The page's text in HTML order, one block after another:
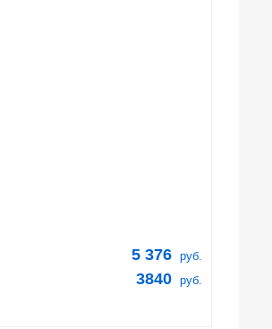
5 376 руб.
3840 руб.